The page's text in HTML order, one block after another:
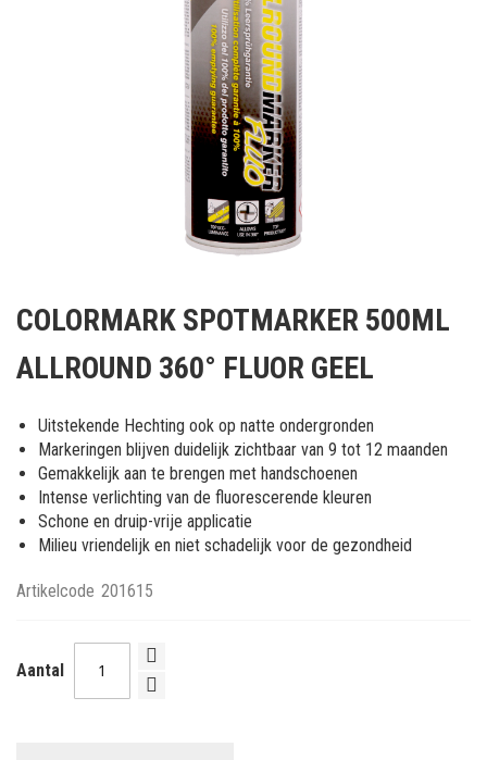
het
van
afbeeldingen-
gallerij
COLORMARK SPOTMARKER 500ML
ALLROUND 360° FLUOR GEEL
Uitstekende Hechting ook op natte ondergronden
Markeringen blijven duidelijk zichtbaar van 9 tot 12 maanden
Gemakkelijk aan te brengen met handschoenen
Intense verlichting van de fluorescerende kleuren
Schone en druip-vrije applicatie
Milieu vriendelijk en niet schadelijk voor de gezondheid
Artikelcode 201615
Aantal